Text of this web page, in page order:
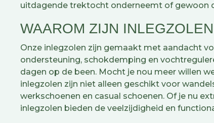
uitdagende trektocht onderneemt of gewoon
WAAROM ZIJN
Onze inlegzolen zijn gemaakt met aandacht
ondersteuning, schokdemping en
dagen op de been. Mocht je nou meer willen
inlegzolen zijn niet alleen geschikt voor
werkschoenen en casual schoenen. Of je nu
inlegzolen bieden de veelzijdigheid en